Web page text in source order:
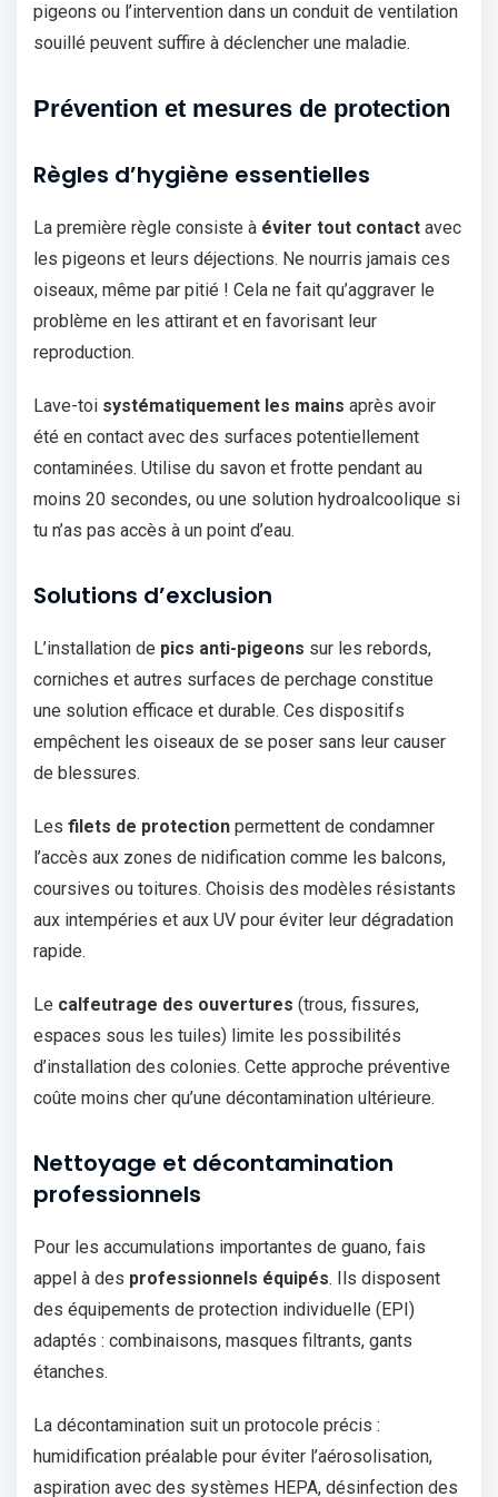
pigeons ou l’intervention dans un conduit de ventilation
souillé peuvent suffire à déclencher une maladie.
Prévention et mesures de protection
Règles d’hygiène essentielles
La première règle consiste à éviter tout contact avec
les pigeons et leurs déjections. Ne nourris jamais ces
oiseaux, même par pitié ! Cela ne fait qu’aggraver le
problème en les attirant et en favorisant leur
reproduction.
Lave-toi systématiquement les mains après avoir
été en contact avec des surfaces potentiellement
contaminées. Utilise du savon et frotte pendant au
moins 20 secondes, ou une solution hydroalcoolique si
tu n’as pas accès à un point d’eau.
Solutions d’exclusion
L’installation de pics anti-pigeons sur les rebords,
corniches et autres surfaces de perchage constitue
une solution efficace et durable. Ces dispositifs
empêchent les oiseaux de se poser sans leur causer
de blessures.
Les filets de protection permettent de condamner
l’accès aux zones de nidification comme les balcons,
coursives ou toitures. Choisis des modèles résistants
aux intempéries et aux UV pour éviter leur dégradation
rapide.
Le calfeutrage des ouvertures (trous, fissures,
espaces sous les tuiles) limite les possibilités
d’installation des colonies. Cette approche préventive
coûte moins cher qu’une décontamination ultérieure.
Nettoyage et décontamination
professionnels
Pour les accumulations importantes de guano, fais
appel à des professionnels équipés. Ils disposent
des équipements de protection individuelle (EPI)
adaptés : combinaisons, masques filtrants, gants
étanches.
La décontamination suit un protocole précis :
humidification préalable pour éviter l’aérosolisation,
aspiration avec des systèmes HEPA, désinfection des